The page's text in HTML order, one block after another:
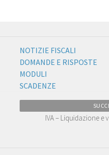
NOTIZIE FISCALI
DOMANDE E RISPOSTE
MODULI
SCADENZE
IVA – Liquidazione e